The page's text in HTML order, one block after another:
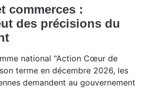
commerces :
des précisions du
national "Action Cœur de
terme en décembre 2026, les
demandent au gouvernement